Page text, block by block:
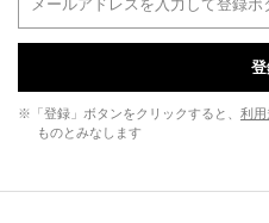
※「登録」ボタンをクリックすると、 利
ものとみなします